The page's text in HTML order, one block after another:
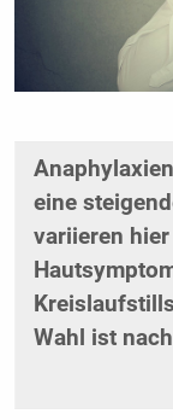
eine
variieren
Wahl ist